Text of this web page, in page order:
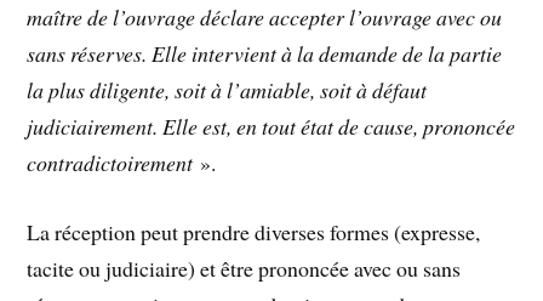
maître de l’ouvrage déclare accepter l’ouvrage avec ou
sans réserves. Elle intervient à la demande de la partie
la plus diligente, soit à l’amiable, soit à défaut
judiciairement. Elle est, en tout état de cause, prononcée
contradictoirement».
La réception peut prendre diverses formes (expresse,
tacite ou judiciaire) et être prononcée avec ou sans